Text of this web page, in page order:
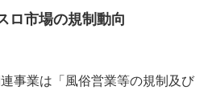
ロ市場の規制動向
事業は「風俗営業等の規制及び